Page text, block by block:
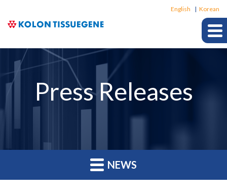
English Korean
Press Releases
NEWS